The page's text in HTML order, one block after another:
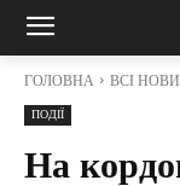
ГОЛОВНА ВСІ
ПОДІЇ
На